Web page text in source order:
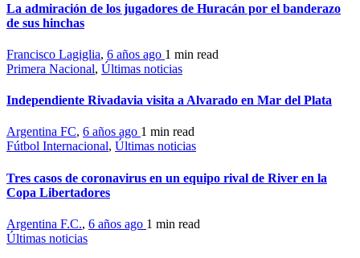
La admiración de los jugadores de Huracán por el banderazo
de sus hinchas
Francisco Lagiglia, 6 años ago 1 min read
Primera Nacional, Últimas noticias
Independiente Rivadavia visita a Alvarado en Mar del Plata
Argentina FC, 6 años ago 1 min read
Fútbol Internacional, Últimas noticias
Tres casos de coronavirus en un equipo rival de River en la
Copa Libertadores
Argentina F.C., 6 años ago 1 min read
Últimas noticias